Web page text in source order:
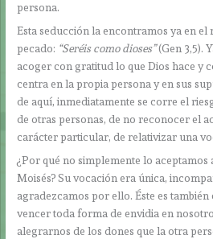
persona.
Esta seducción la encontramos ya en el
pecado: “Seréis como dioses”(Gen 3,5).
acoger con gratitud lo que Dios hace y
centra en la propia persona y en sus
de aquí, inmediatamente se corre el
de otras personas, de no reconocer el
carácter particular, de relativizar una
¿Por qué no simplemente lo aceptamos
Moisés? Su vocación era única,
agradezcamos por ello. Éste es
vencer toda forma de envidia en
alegrarnos de los dones que la otra